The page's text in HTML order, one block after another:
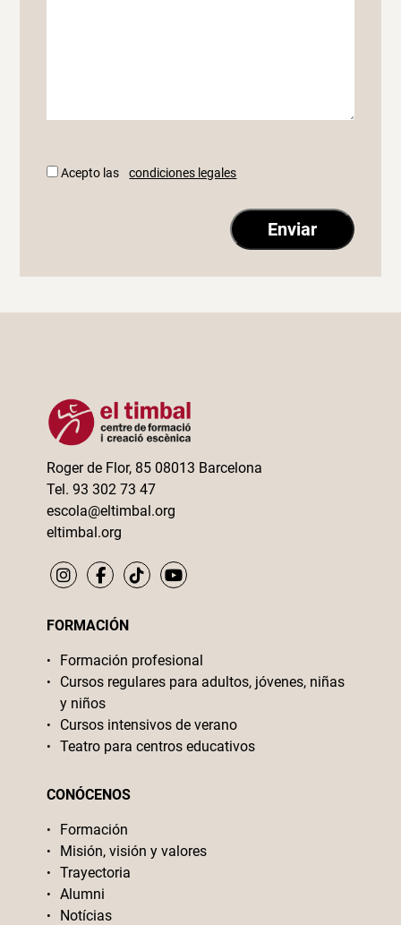
Acepto las condiciones legales
Roger de Flor, 85 08013 Barcelona
Tel. 93 302 73 47
escola@eltimbal.org
eltimbal.org
FORMACIÓN
Formación profesional
Cursos regulares para adultos, jóvenes, niñas
y niños
Cursos intensivos de verano
Teatro para centros educativos
CONÓCENOS
Formación
Misión, visión y valores
Trayectoria
Alumni
Notícias